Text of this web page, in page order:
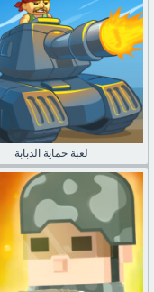
لعبة حماية الدبابة